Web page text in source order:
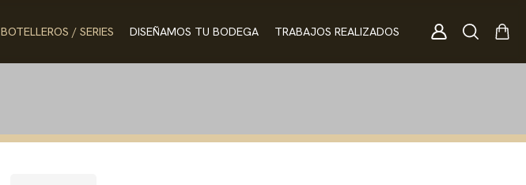
BOTELLEROS / SERIES DISEÑAMOS TU BODEGA TRABAJOS REALIZADOS